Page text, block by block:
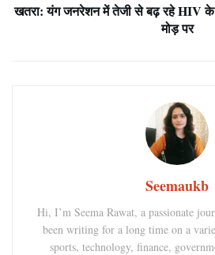
खतरा: यंग जनरेशन में तेजी से बढ़ रहे HIV के
मोड़ पर
Seemaukb
Hi, I’m Seema Rawat, a passionate
been writing for a long time on a
sports, technology, finance,